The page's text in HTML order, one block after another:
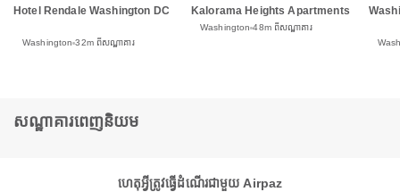
Hotel Rendale Washington DC
Washington 32m ពីសណ្ឋាគារ
Kalorama Heights Apartments
Washington 48m ពីសណ្ឋាគារ
សណ្ឋាគារពេញនិយម
ហេតុអ្វីត្រូវធ្វើដំណើរជាមួយ Airpaz